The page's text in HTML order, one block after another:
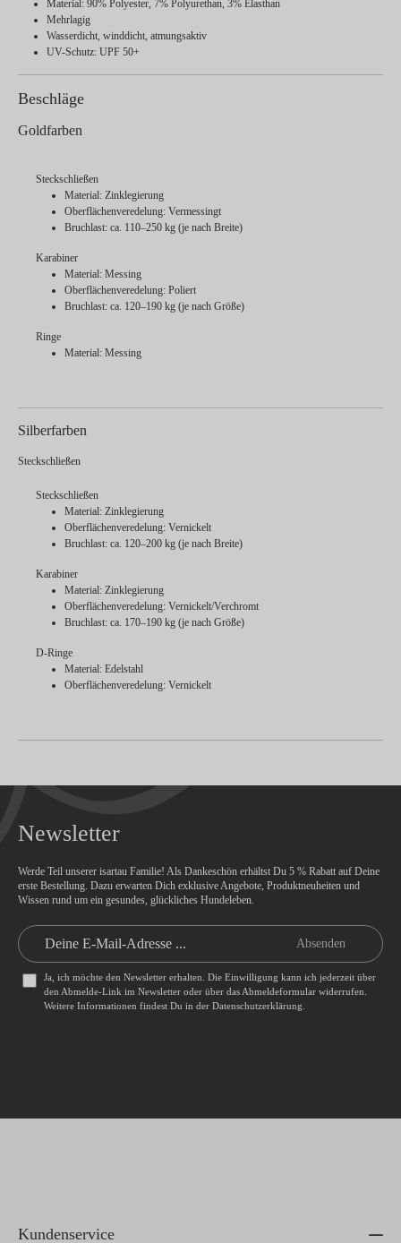
Material: 90% Polyester, 7% Polyurethan, 3% Elasthan
Mehrlagig
Wasserdicht, winddicht, atmungsaktiv
UV-Schutz: UPF 50+
Beschläge
Goldfarben
Steckschließen
Material: Zinklegierung
Oberflächenveredelung: Vermessingt
Bruchlast: ca. 110–250 kg (je nach Breite)
Karabiner
Material: Messing
Oberflächenveredelung: Poliert
Bruchlast: ca. 120–190 kg (je nach Größe)
Ringe
Material: Messing
Silberfarben
Steckschließen
Steckschließen
Material: Zinklegierung
Oberflächenveredelung: Vernickelt
Bruchlast: ca. 120–200 kg (je nach Breite)
Karabiner
Material: Zinklegierung
Oberflächenveredelung: Vernickelt/Verchromt
Bruchlast: ca. 170–190 kg (je nach Größe)
D-Ringe
Material: Edelstahl
Oberflächenveredelung: Vernickelt
Newsletter
Werde Teil unserer isartau Familie! Als Dankeschön erhältst Du 5 % Rabatt auf Deine
erste Bestellung. Dazu erwarten Dich exklusive Angebote, Produktneuheiten und
Wissen rund um ein gesundes, glückliches Hundeleben.
Absenden
Ja, ich möchte den Newsletter erhalten. Die Einwilligung kann ich jederzeit über
den Abmelde-Link im Newsletter oder über das Abmeldeformularwiderrufen.
Weitere Informationen findest Du in der Datenschutzerklärung
Kundenservice